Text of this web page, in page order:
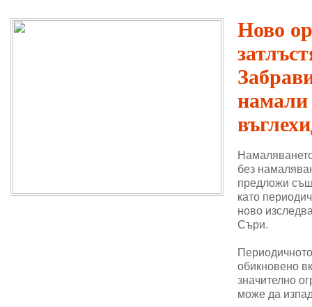
Ново
намали
без
предложи
като
ново
Съри.
обикновено
значително
може да